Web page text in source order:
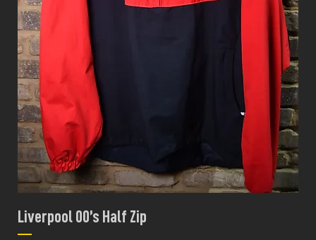
Liverpool 00’s Half Zip